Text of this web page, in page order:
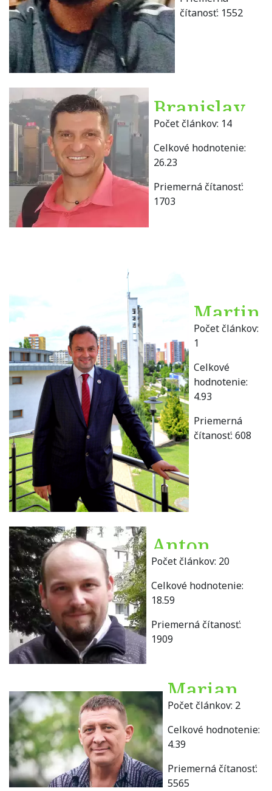
čítanosť: 1552
Branislav
Čech
Počet článkov: 14
Celkové hodnotenie:
26.23
Priemerná čítanosť:
1703
Martin
Čepček
Počet článkov:
1
Celkové
hodnotenie:
4.93
Priemerná
čítanosť: 608
Anton
Chromík
Počet článkov: 20
Celkové hodnotenie:
18.59
Priemerná čítanosť:
1909
Marian
Chvojcik
Počet článkov: 2
Celkové hodnotenie:
4.39
Priemerná čítanosť:
5565